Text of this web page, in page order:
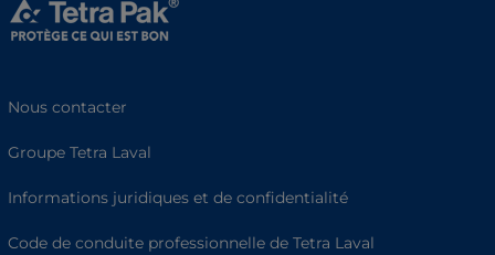
Nous contacter
Groupe Tetra Laval
Informations juridiques et de confidentialité
Code de conduite professionnelle de Tetra Laval